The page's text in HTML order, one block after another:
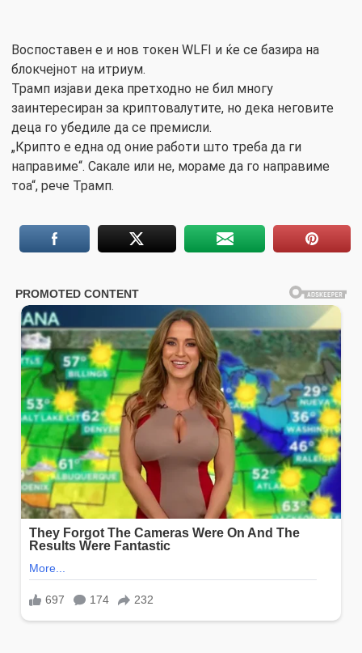
Воспоставен е и нов токен WLFI и ќе се базира на
блокчејнот на итриум.
Трамп изјави дека претходно не бил многу
заинтересиран за криптовалутите, но дека неговите
деца го убедиле да се премисли.
„Крипто е една од оние работи што треба да ги
направиме“. Сакале или не, мораме да го направиме
тоа“, рече Трамп.